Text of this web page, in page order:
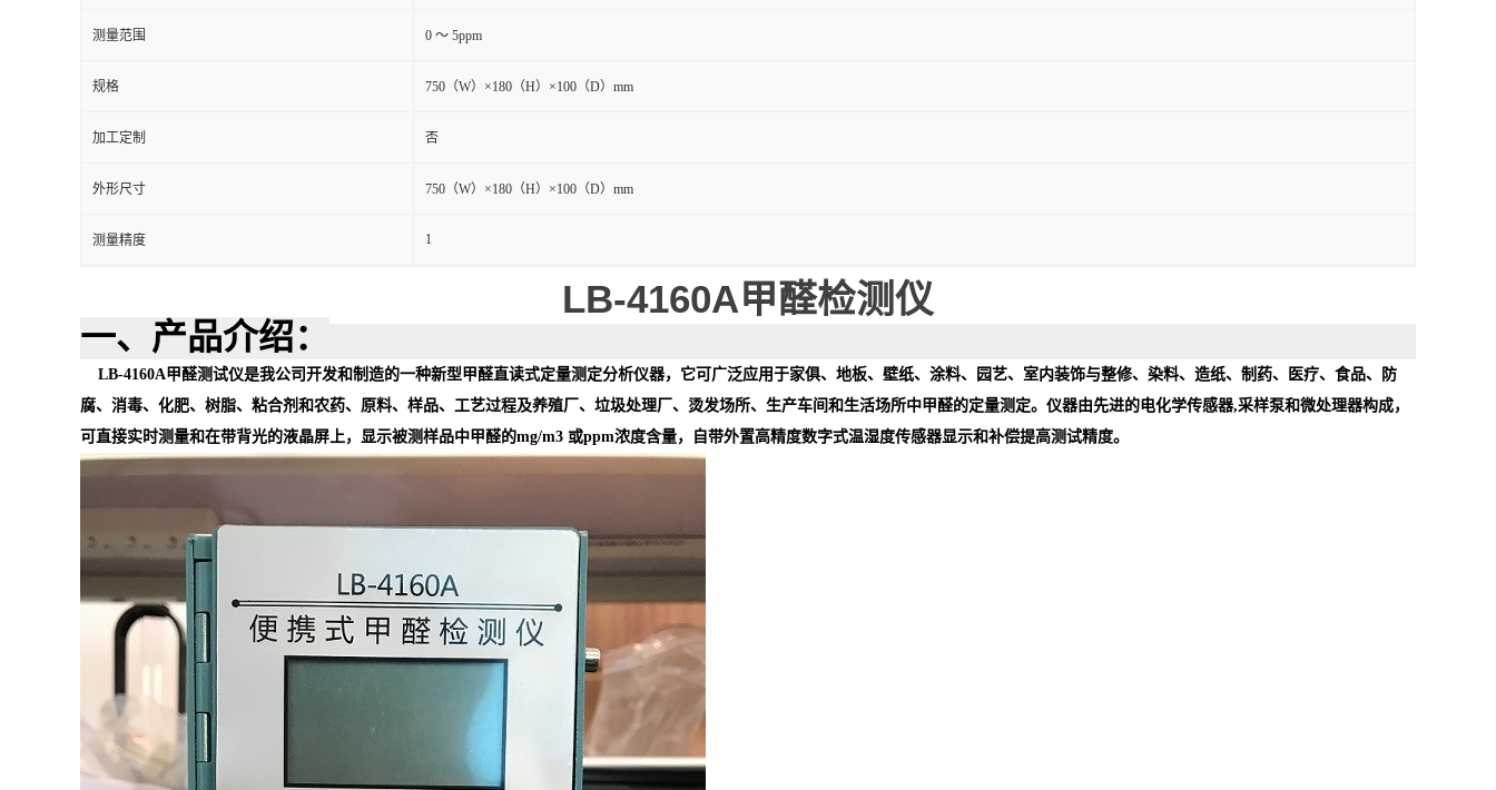
测量范围 0 ～ 5ppm
规格 750（W）×180（H）×100（D）mm
加工定制 否
外形尺寸 750（W）×180（H）×100（D）mm
测量精度 1
LB-4160A甲醛检测仪
一、产品介绍：
LB-4160A甲醛测试仪是我公司开发和制造的一种新型甲醛直读式定量测定分析仪器，它可广泛应用于家俱、地板、壁纸、涂料、园艺、室内装饰与整修、染料、造纸、制药、医疗、食品、防
腐、消毒、化肥、树脂、粘合剂和农药、原料、样品、工艺过程及养殖厂、垃圾处理厂、烫发场所、生产车间和生活场所中甲醛的定量测定。仪器由先进的电化学传感器,采样泵和微处理器构成，
可直接实时测量和在带背光的液晶屏上，显示被测样品中甲醛的mg/m3 或ppm浓度含量，自带外置高精度数字式温湿度传感器显示和补偿提高测试精度。